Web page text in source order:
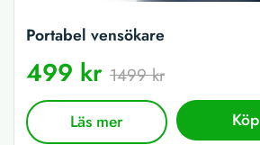
Portabel vensökare
499 kr 1499 kr
Läs mer Köp